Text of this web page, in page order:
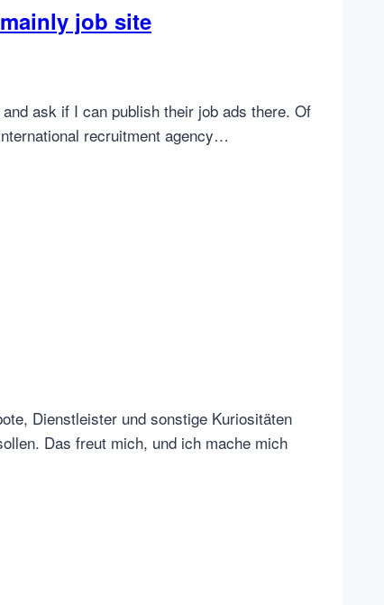
job site
ask if I can publish their job ads there. Of
recruitment agency…
Dienstleister und sonstige Kuriositäten
Das freut mich, und ich mache mich